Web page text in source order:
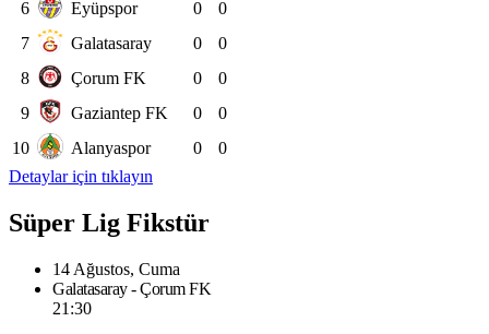
6
Eyüpspor 0
0
7
Galatasaray 0
0
8
Çorum FK 0
0
9
Gaziantep FK 0
0
10
Alanyaspor 0
0
Detaylar için tıklayın
Süper Lig Fikstür
14 Ağustos, Cuma
Galatasaray - Çorum FK
21:30